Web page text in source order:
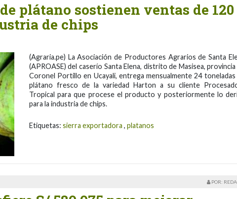
plátano sostienen ventas de 120
de chips
(Agraria.pe) La Asociación de Productores Agrarios de Santa
(APROASE) del caserío Santa Elena, distrito de Masisea,
Coronel Portillo en Ucayali, entrega mensualmente 24 toneladas
plátano fresco de la variedad Harton a su cliente
Tropical para que procese el producto y posteriormente lo
para la industria de chips.
Etiquetas: sierra exportadora , platanos
POR: